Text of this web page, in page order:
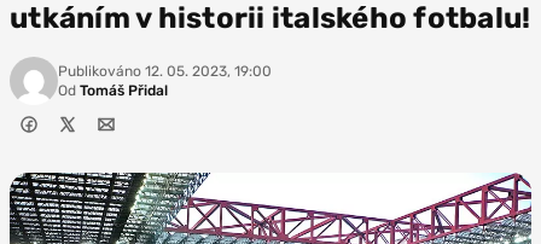
utkáním v historii italského fotbalu!
Publikováno 12. 05. 2023, 19:00
Od Tomáš Přidal